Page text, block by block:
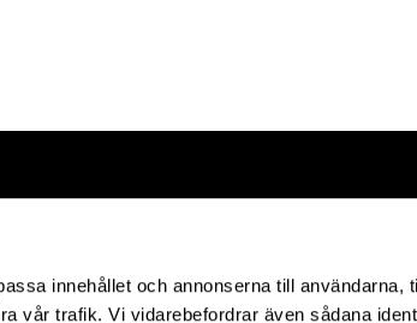
innehållet och annonserna till användarna,
vår trafik. Vi vidarebefordrar även sådana
Visa avvikande
Butiker